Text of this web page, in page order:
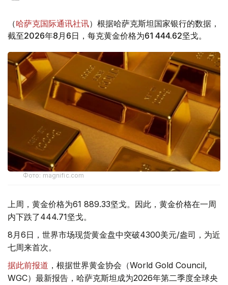
（哈萨克国际通讯社讯）根据哈萨克斯坦国家银行的数据，
截至2026年8月6日，每克黄金价格为61 444.62坚戈。
Фото: magnific.com
上周，黄金价格为61 889.33坚戈。因此，黄金价格在一周
内下跌了444.71坚戈。
8月6日，世界市场现货黄金盘中突破4300美元/盎司，为近
七周来首次。
据此前报道 ，根据世界黄金协会（World Gold Council,
WGC）最新报告，哈萨克斯坦成为2026年第二季度全球央